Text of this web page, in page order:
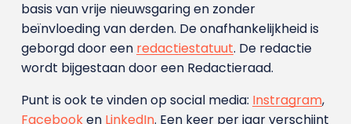
basis van vrije nieuwsgaring en zonder
beïnvloeding van derden. De onafhankelijkheid is
geborgd door een redactiestatuut. De redactie
wordt bijgestaan door een Redactieraad.
Punt is ook te vinden op social media: Instragram,
Facebooken LinkedIn. Een keer per jaar verschijnt